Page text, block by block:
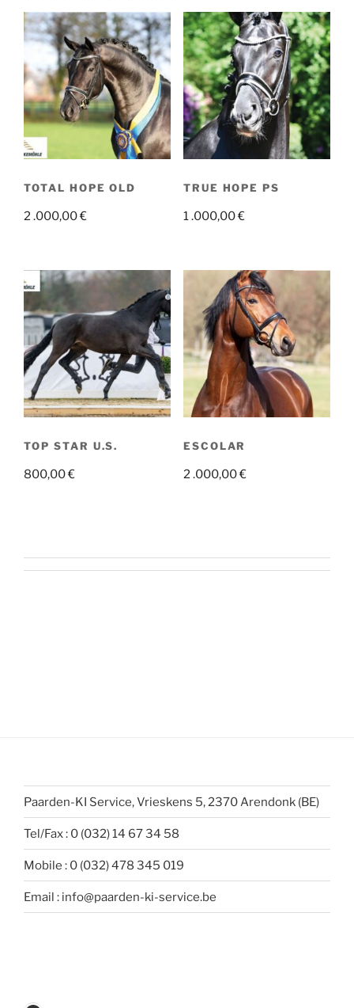
TOTAL HOPE OLD
2 .000,00€
TRUE HOPE PS
1 .000,00€
TOP STAR U.S.
800,00€
ESCOLAR
2 .000,00€
Paarden-KI Service, Vrieskens 5, 2370 Arendonk (BE)
Tel/Fax : 0 (032) 14 67 34 58
Mobile : 0 (032) 478 345 019
Email : info@paarden-ki-service.be